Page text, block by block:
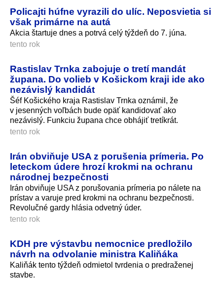
Policajti húfne vyrazili do ulíc. Neposvietia si
však primárne na autá
Akcia štartuje dnes a potrvá celý týždeň do 7. júna.
tento rok
Rastislav Trnka zabojuje o tretí mandát
župana. Do volieb v Košickom kraji ide ako
nezávislý kandidát
Šéf Košického kraja Rastislav Trnka oznámil, že
v jesenných voľbách bude opäť kandidovať ako
nezávislý. Funkciu župana chce obhájiť tretíkrát.
tento rok
Irán obviňuje USA z porušenia prímeria. Po
leteckom údere hrozí krokmi na ochranu
národnej bezpečnosti
Irán obviňuje USA z porušovania prímeria po nálete na
prístav a varuje pred krokmi na ochranu bezpečnosti.
Revolučné gardy hlásia odvetný úder.
tento rok
KDH pre výstavbu nemocnice predložilo
návrh na odvolanie ministra Kaliňáka
Kaliňák tento týždeň odmietol tvrdenia o predraženej
stavbe.